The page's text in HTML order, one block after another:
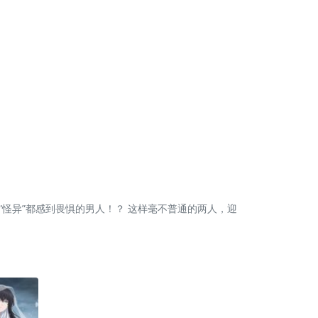
异”都感到畏惧的男人！？ 这样毫不普通的两人，迎